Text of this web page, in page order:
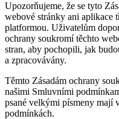
Upozorňujeme, že se tyto
webové stránky ani aplikace
platformou. Uživatelům
ochrany soukromí těchto
stran, aby pochopili, jak
a zpracovávány.
Těmto Zásadám ochrany
našimi Smluvními
psané velkými písmeny mají
podmínkách.